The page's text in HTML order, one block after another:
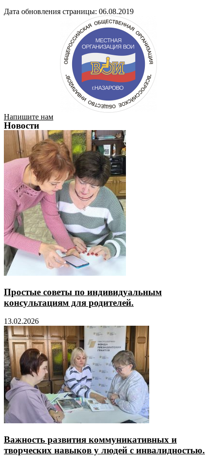
Дата обновления страницы: 06.08.2019
Напишите нам
Новости
Простые советы по индивидуальным
консультациям для родителей.
13.02.2026
Важность развития коммуникативных и
творческих навыков у людей с инвалидностью.